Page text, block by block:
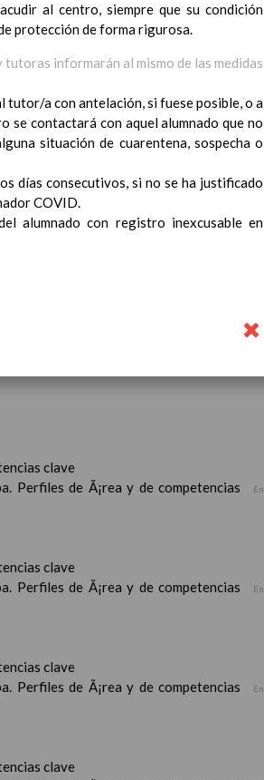
los objetivos generales y de Ã¡reas
del 2Âº ciclo de e. Infantil
15
Ciclo de Infantil
clave
Perfiles de Ã¡rea y de competencias
En
clave
Perfiles de Ã¡rea y de competencias
En
clave
Perfiles de Ã¡rea y de competencias
En
clave
al centro, siempre que su condición
protección de forma rigurosa.
informarán al mismo de las medidas
tutor/a con antelación, si fuese posible, o a
se contactará con aquel alumnado que no
situación de cuarentena, sospecha o
días consecutivos, si no se ha justificado
COVID.
alumnado con registro inexcusable en